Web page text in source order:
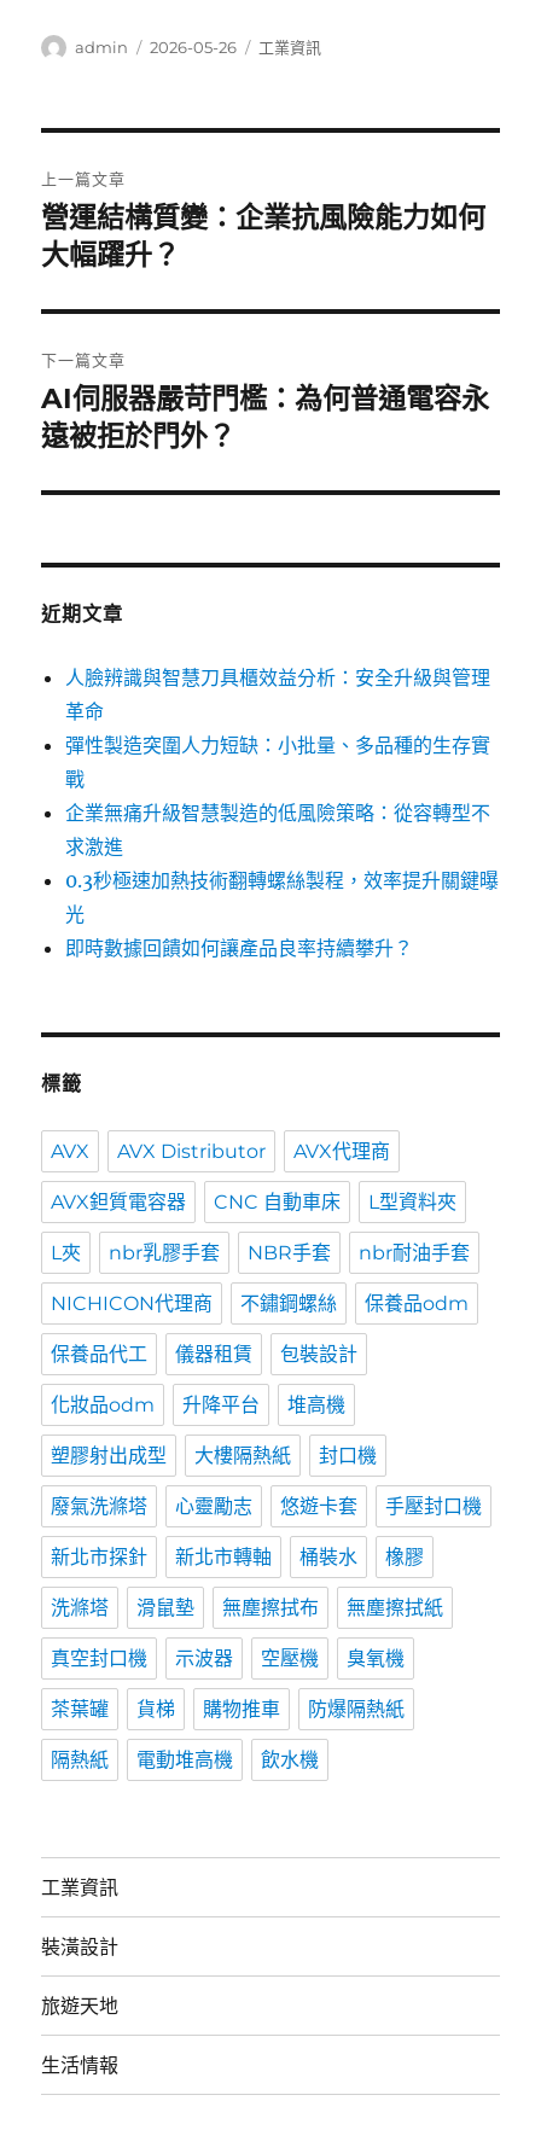
作
admin
發
2026-05-26
分
工業資訊
章
導
覽
上一篇文章
上
一
文
章:
營運結構質變：企業抗風險能力如何
大幅躍升？
下一篇文章
下
一
文
AI伺服器嚴苛門檻：為何普通電容永
遠被拒於門外？
近期文章
人臉辨識與智慧刀具櫃效益分析：安全升級與管理
革命
彈性製造突圍人力短缺：小批量、多品種的生存實
戰
企業無痛升級智慧製造的低風險策略：從容轉型不
求激進
0.3秒極速加熱技術翻轉螺絲製程，效率提升關鍵曝
光
即時數據回饋如何讓產品良率持續攀升？
標籤
AVX AVX Distributor AVX代理商
AVX鉭質電容器 CNC 自動車床 L型資料夾
L夾 nbr乳膠手套 NBR手套 nbr耐油手套
NICHICON代理商 不鏽鋼螺絲 保養品odm
保養品代工 儀器租賃 包裝設計
化妝品odm 升降平台 堆高機
塑膠射出成型 大樓隔熱紙 封口機
廢氣洗滌塔 心靈勵志 悠遊卡套 手壓封口機
新北市探針 新北市轉軸 桶裝水 橡膠
洗滌塔 滑鼠墊 無塵擦拭布 無塵擦拭紙
真空封口機 示波器 空壓機 臭氧機
茶葉罐 貨梯 購物推車 防爆隔熱紙
隔熱紙 電動堆高機 飲水機
工業資訊
裝潢設計
旅遊天地
生活情報